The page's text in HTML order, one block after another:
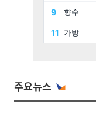
주요뉴스